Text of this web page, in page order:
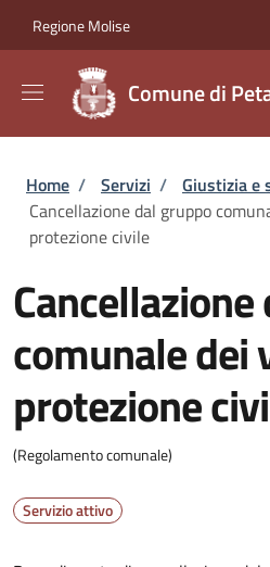
Regione Molise
Comune di
Briciole di pane
Home / Servizi / Giustizia e
Cancellazione dal gruppo
protezione civile
comunale dei
protezione
(Regolamento comunale)
Servizio attivo